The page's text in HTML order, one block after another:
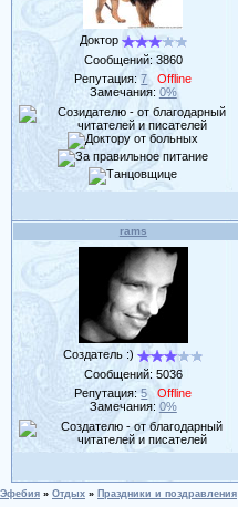
Доктор
Сообщений: 3860
Репутация:7
Offline
Замечания: 0%
rams
Создатель :)
Сообщений: 5036
Репутация:5
Offline
Замечания: 0%
Эфебия » Отдых » Праздники и поздравления